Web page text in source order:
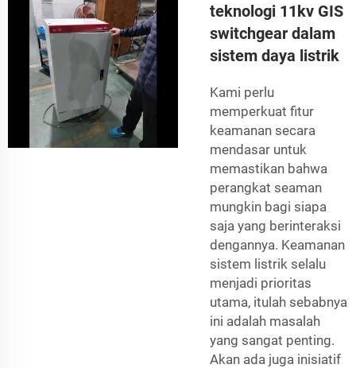
teknologi 11kv GIS
switchgear dalam
sistem daya listrik
Kami perlu
memperkuat fitur
keamanan secara
mendasar untuk
memastikan bahwa
perangkat seaman
mungkin bagi siapa
saja yang berinteraksi
dengannya. Keamanan
sistem listrik selalu
menjadi prioritas
utama, itulah sebabnya
ini adalah masalah
yang sangat penting.
Akan ada juga inisiatif